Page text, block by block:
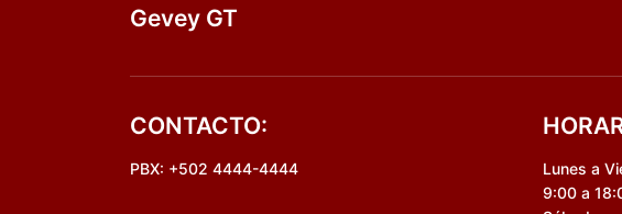
Gevey GT
CONTACTO:
PBX: +502 4444-4444
Lunes a
9:00 a